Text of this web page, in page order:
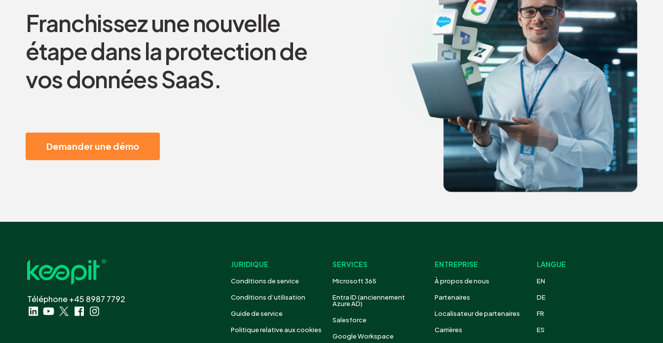
Franchissez une nouvelle
étape dans la protection de
vos données SaaS.
Demander une démo
JURIDIQUE
Conditions de service
Conditions d’utilisation
Guide de service
Politique relative aux cookies
SERVICES
Microsoft 365
Entra ID (anciennement
Azure AD)
Salesforce
Google Workspace
ENTREPRISE
À propos de nous
Partenaires
Localisateur de partenaires
Carrières
LANGUE
EN
DE
FR
ES
Téléphone +45 8987 7792